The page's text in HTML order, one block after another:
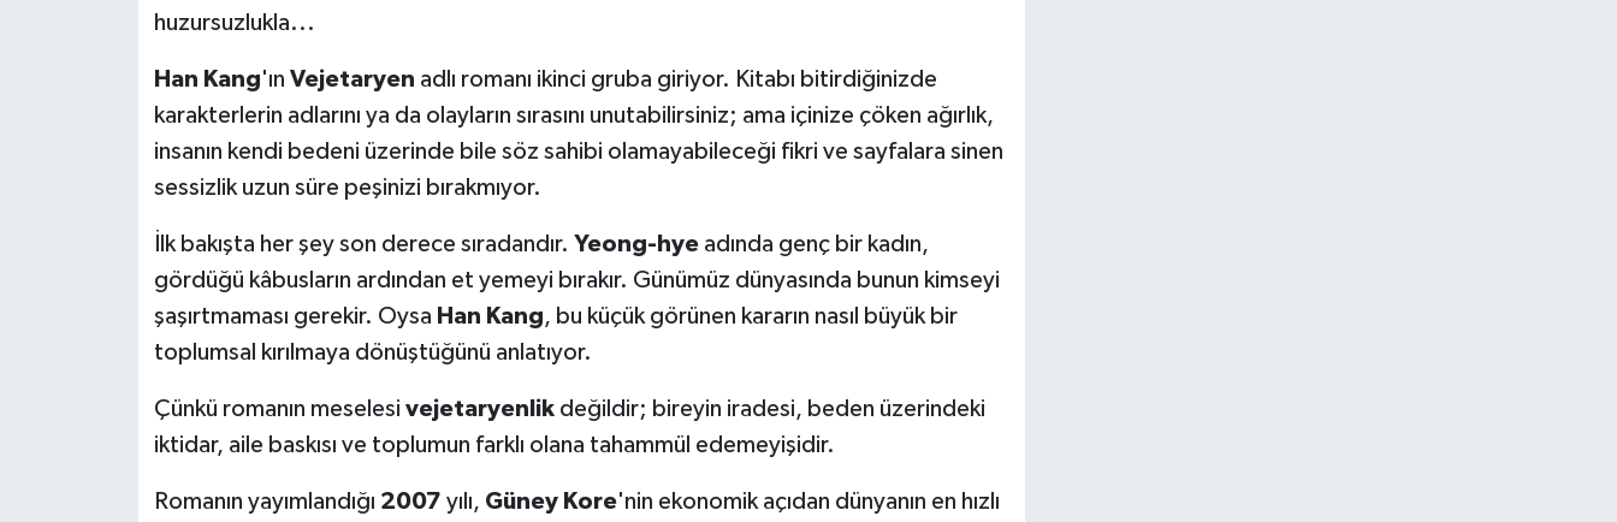
huzursuzlukla...
Han Kang'ın Vejetaryen adlı romanı ikinci gruba giriyor. Kitabı bitirdiğinizde
karakterlerin adlarını ya da olayların sırasını unutabilirsiniz; ama içinize çöken ağırlık,
insanın kendi bedeni üzerinde bile söz sahibi olamayabileceği fikri ve sayfalara sinen
sessizlik uzun süre peşinizi bırakmıyor.
İlk bakışta her şey son derece sıradandır. Yeong-hyeadında genç bir kadın,
gördüğü kâbusların ardından et yemeyi bırakır. Günümüz dünyasında bunun kimseyi
şaşırtmaması gerekir. Oysa Han Kang, bu küçük görünen kararın nasıl büyük bir
toplumsal kırılmaya dönüştüğünü anlatıyor.
Çünkü romanın meselesi vejetaryenlikdeğildir; bireyin iradesi, beden üzerindeki
iktidar, aile baskısı ve toplumun farklı olana tahammül edemeyişidir.
Romanın yayımlandığı 2007 yılı, Güney Kore'nin ekonomik açıdan dünyanın en hızlı
EKOLOJİ VE ÇEVRE
BİLİM VE TEKNOLOJİ
GÜNDEM